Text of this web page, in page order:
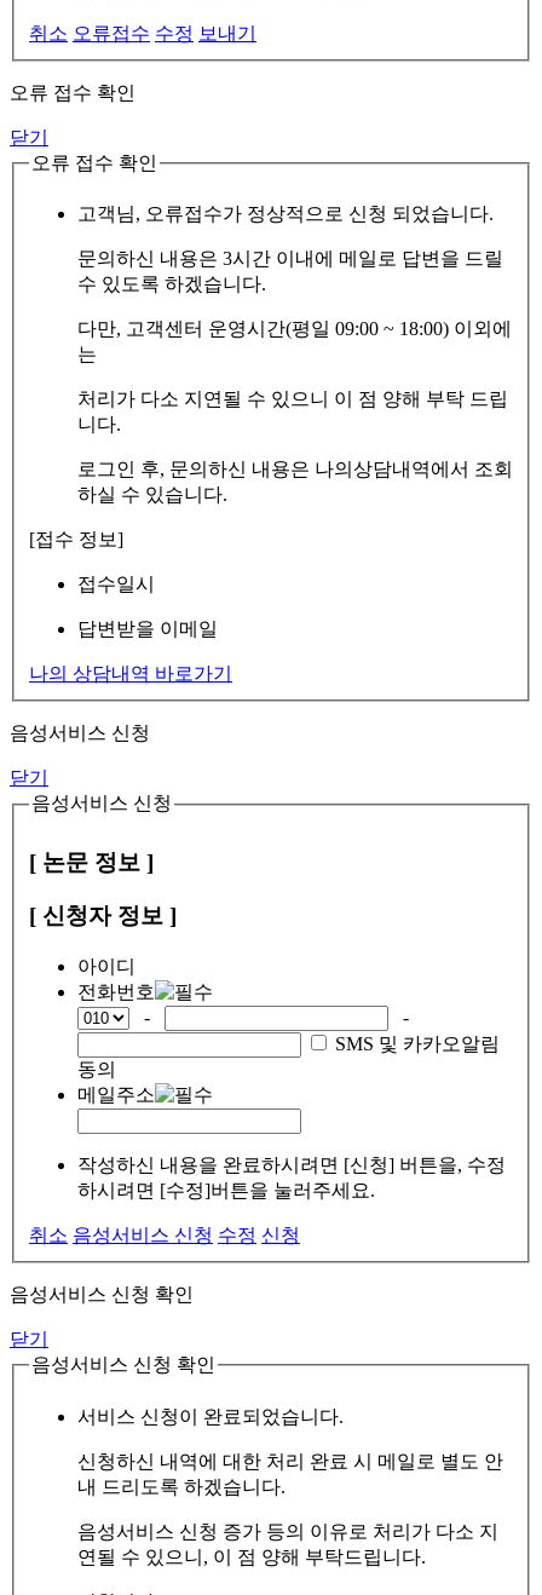
취소 오류접수 수정 보내기
오류 접수 확인
닫기
오류 접수 확인
고객님, 오류접수가 정상적으로 신청 되었습니다.
문의하신 내용은 3시간 이내에 메일로 답변을 드릴
수 있도록 하겠습니다.
다만, 고객센터 운영시간(평일 09:00 ~ 18:00) 이외에
는
처리가 다소 지연될 수 있으니 이 점 양해 부탁 드립
니다.
로그인 후, 문의하신 내용은 나의상담내역에서 조회
하실 수 있습니다.
[접수 정보]
접수일시
답변받을 이메일
나의 상담내역 바로가기
음성서비스 신청
닫기
음성서비스 신청
[ 논문 정보 ]
[ 신청자 정보 ]
아이디
전화번호
-
-
SMS 및 카카오알림
동의
메일주소
작성하신 내용을 완료하시려면 [신청] 버튼을, 수정
하시려면 [수정]버튼을 눌러주세요.
취소 음성서비스 신청 수정 신청
음성서비스 신청 확인
닫기
음성서비스 신청 확인
서비스 신청이 완료되었습니다.
신청하신 내역에 대한 처리 완료 시 메일로 별도 안
내 드리도록 하겠습니다.
음성서비스 신청 증가 등의 이유로 처리가 다소 지
연될 수 있으니, 이 점 양해 부탁드립니다.